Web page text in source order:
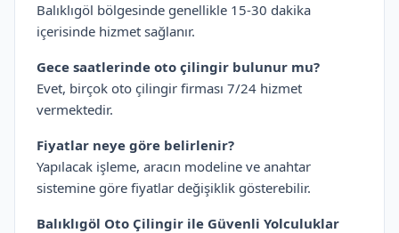
Balıklıgöl bölgesinde genellikle 15-30 dakika
içerisinde hizmet sağlanır.
Gece saatlerinde oto çilingir bulunur mu?
Evet, birçok oto çilingir firması 7/24 hizmet
vermektedir.
Fiyatlar neye göre belirlenir?
Yapılacak işleme, aracın modeline ve anahtar
sistemine göre fiyatlar değişiklik gösterebilir.
Balıklıgöl Oto Çilingir ile Güvenli Yolculuklar